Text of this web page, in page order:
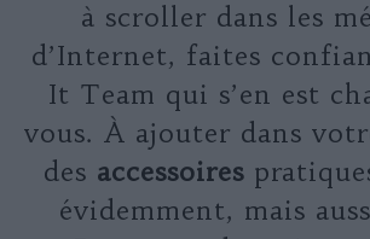
à scroller dans les
d’Internet, faites
It Team qui s’en est
vous. À ajouter dans
des accessoires
évidemment, mais